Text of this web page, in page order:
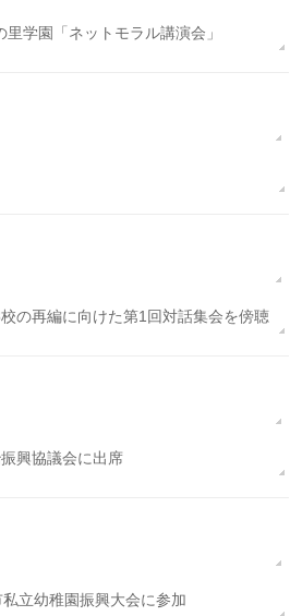
学園「ネットモラル講演会」
の再編に向けた第1回対話集会を傍聴
興協議会に出席
立幼稚園振興大会に参加